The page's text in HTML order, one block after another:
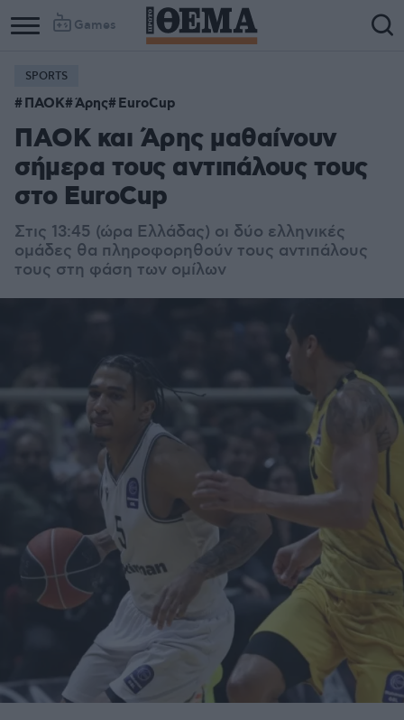
Games
Column
1
Column
2
SPORTS
ΠΑΟΚ Άρης EuroCup
ΠΑΟΚ και Άρης μαθαίνουν
σήμερα τους αντιπάλους τους
στο EuroCup
Στις 13:45 (ώρα Ελλάδας) οι δύο ελληνικές
ομάδες θα πληροφορηθούν τους αντιπάλους
τους στη φάση των ομίλων